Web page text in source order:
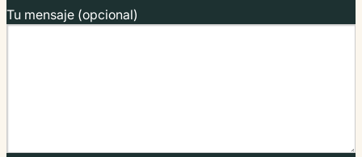
Tu mensaje (opcional)